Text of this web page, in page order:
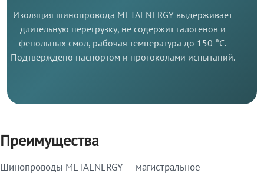
Изоляция шинопровода METAENERGY выдерживает
длительную перегрузку, не содержит галогенов и
фенольных смол, рабочая температура до 150 °C.
Подтверждено паспортом и протоколами испытаний.
Преимущества
Шинопроводы METAENERGY — магистральное